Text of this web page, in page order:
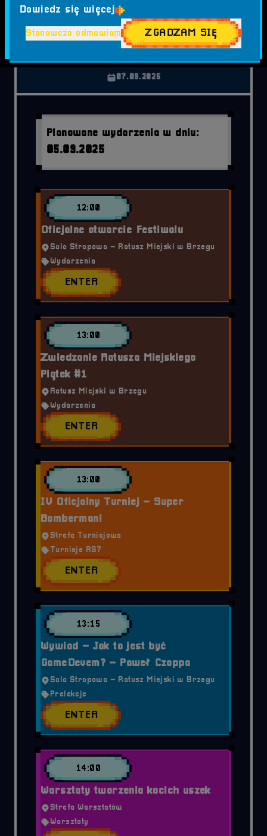
05.09.2025
06.09.2025
07.09.2025
Planowane wydarzenia w dniu:
05.09.2025
12:00
Oficjalne otwarcie Festiwalu
Sala Stropowa – Ratusz Miejski w Brzegu
Wydarzenia
ENTER
13:00
Zwiedzanie Ratusza Miejskiego
Piątek #1
Ratusz Miejski w Brzegu
Wydarzenia
ENTER
13:00
IV Oficjalny Turniej – Super
Bomberman!
Strefa Turniejowa
Turnieje RS7
ENTER
13:15
Wywiad – Jak to jest być
GameDevem? – Paweł Czoppa
Sala Stropowa – Ratusz Miejski w Brzegu
Prelekcje
ENTER
14:00
Warsztaty tworzenia kocich uszek
Strefa Warsztatów
Warsztaty
Dowiedz się więcej
Stanowczo odmawiam ZGADZAM SIĘ